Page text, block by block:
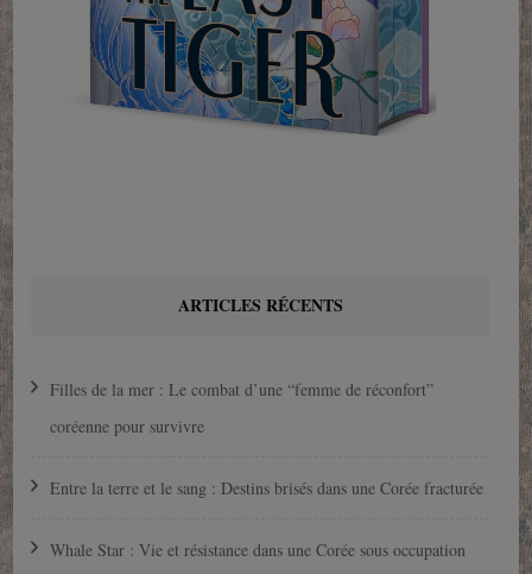
ARTICLES RÉCENTS
Filles de la mer : Le combat d’une “femme de réconfort”
coréenne pour survivre
Entre la terre et le sang : Destins brisés dans une Corée fracturée
Whale Star : Vie et résistance dans une Corée sous occupation